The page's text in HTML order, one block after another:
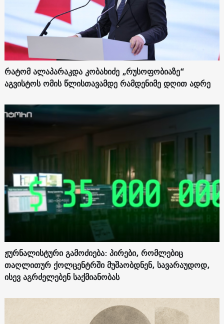
რატომ ალაპარაკდა კობახიძე „რუსოფობიაზე“
აგვისტოს ომის წლისთავამდე რამდენიმე დღით ადრე
ჟურნალისტური გამოძიება: პირები, რომლებიც
თაღლითურ ქოლცენტრში მუშაობდნენ, სავარაუდოდ,
ისევ აგრძელებენ საქმიანობას